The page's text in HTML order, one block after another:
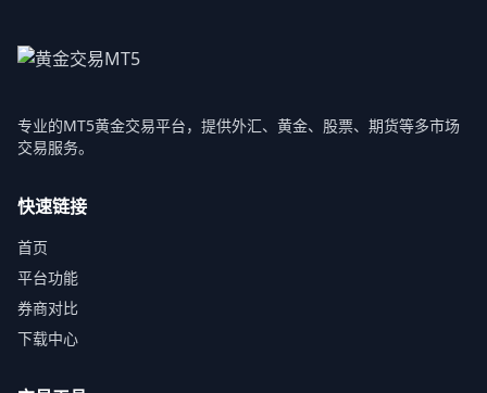
专业的MT5黄金交易平台，提供外汇、黄金、股票、期货等多市场
交易服务。
快速链接
首页
平台功能
券商对比
下载中心